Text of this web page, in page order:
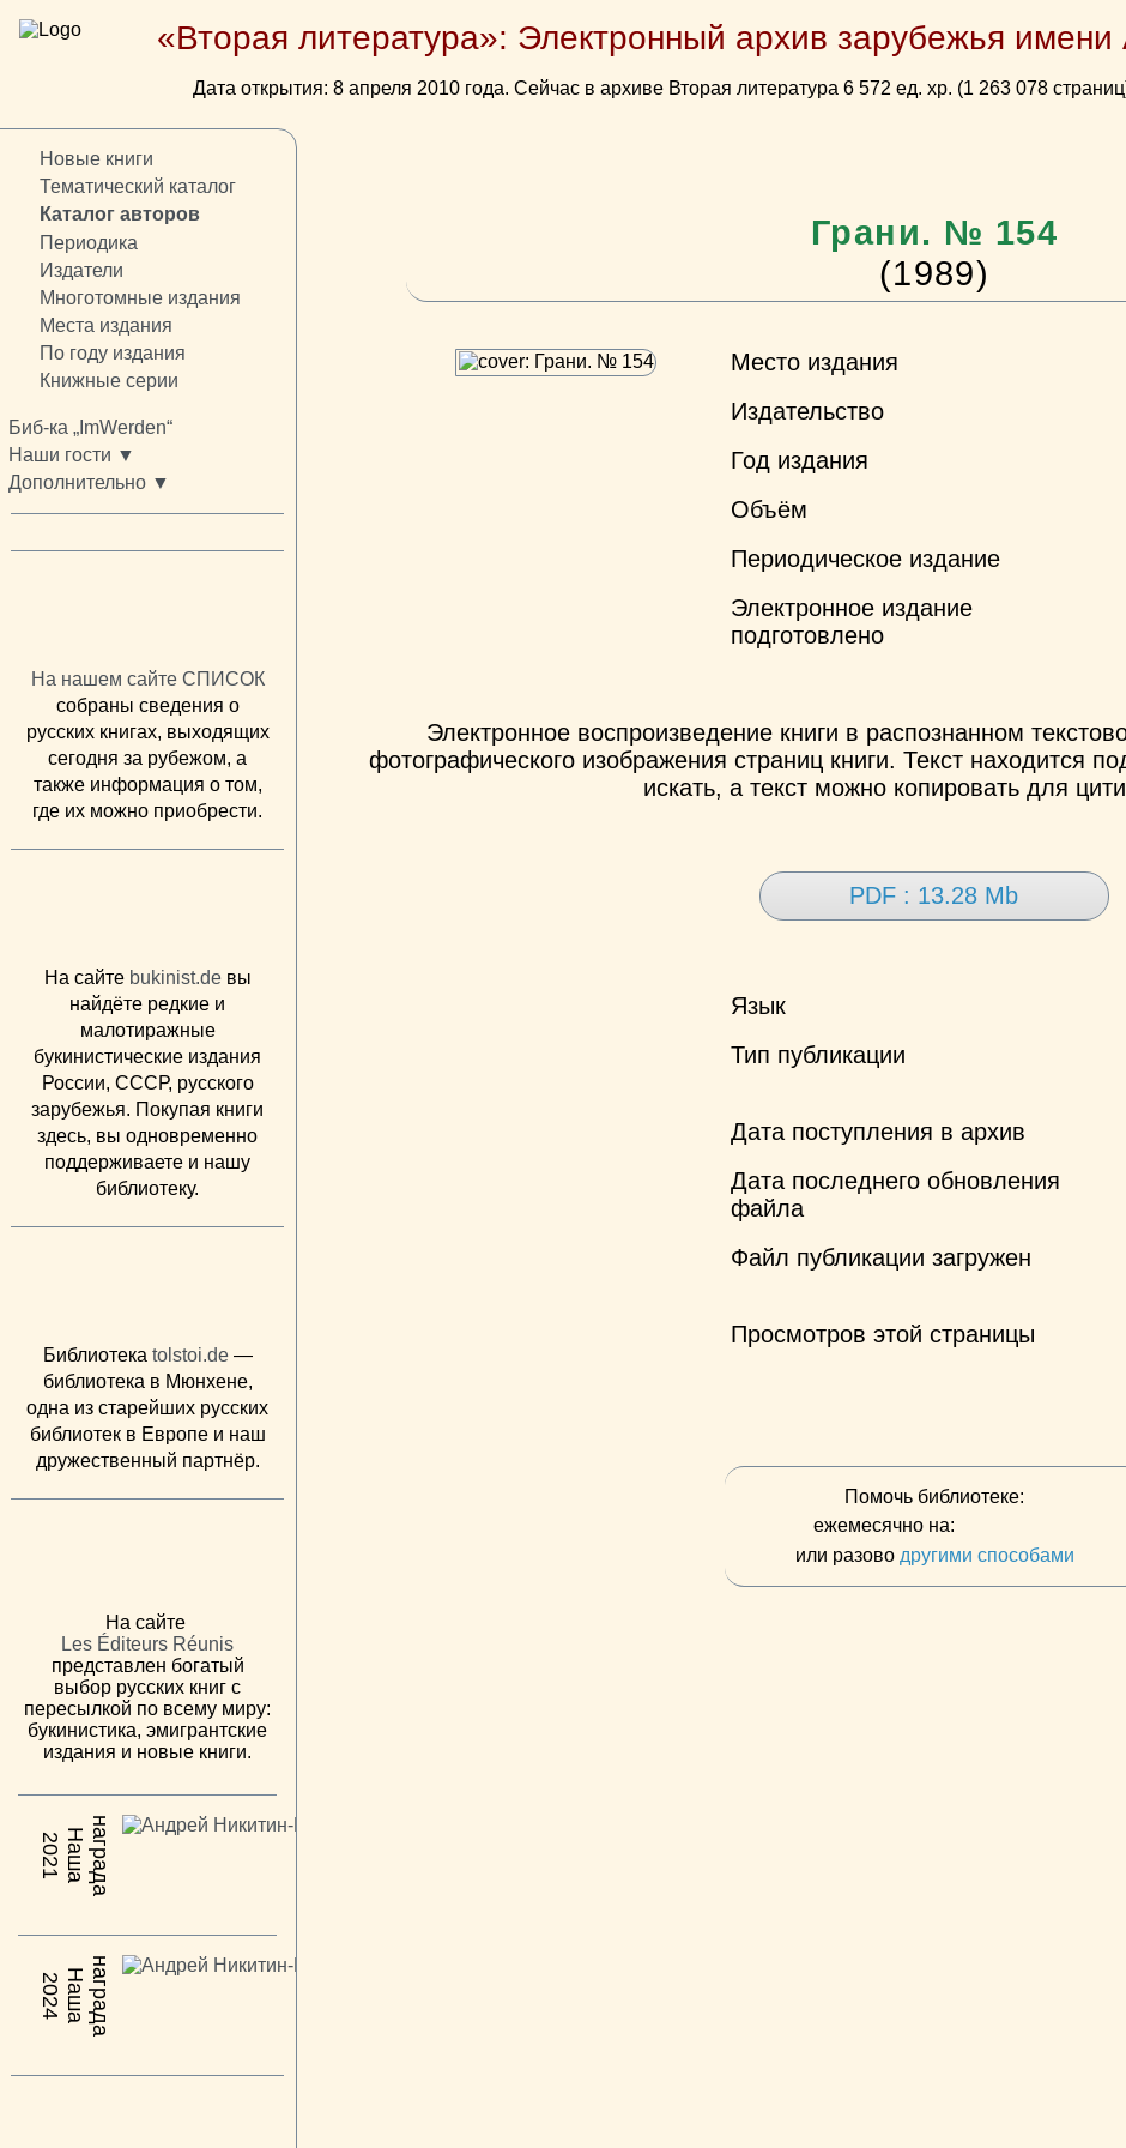
«Вторая литература»: Электронный архив зарубежья имени
Дата открытия: 8 апреля 2010 года. Сейчас в архиве Вторая литература 6 572 ед. хр. (1 263 078
Новые книги
Тематический каталог
Каталог авторов
Периодика
Издатели
Многотомные издания
Места издания
По году издания
Книжные серии
Биб-ка „ImWerden“
Наши гости ▼
Дополнительно ▼
На нашем сайте СПИСОК
собраны сведения о
русских книгах, выходящих
сегодня за рубежом, а
также информация о том,
где их можно приобрести.
На сайте bukinist.deвы
найдёте редкие и
малотиражные
букинистические издания
России, СССР, русского
зарубежья. Покупая книги
здесь, вы одновременно
поддерживаете и нашу
библиотеку.
Библиотека tolstoi.de—
библиотека в Мюнхене,
одна из старейших русских
библиотек в Европе и наш
дружественный партнёр.
На сайте
Les Éditeurs Réunis
представлен богатый
выбор русских книг с
пересылкой по всему миру:
букинистика, эмигрантские
издания и новые книги.
2021 Н
а
ш
ан
а
г
р
а
да
2024 Н
а
ш
ан
а
г
р
а
да
Грани. № 154
(1989)
Место издания
Издательство
Год издания
Объём
Периодическое издание
Электронное издание
подготовлено
Электронное воспроизведение книги в распознанном
фотографического изображения страниц книги. Текст находится
искать, а текст можно копировать для
PDF : 13.28 Mb
Язык
Тип публикации
Дата поступления в архив
Дата последнего обновления
файла
Файл публикации загружен
Просмотров этой страницы
Помочь библиотеке:
ежемесячно на:
или разово другими способами